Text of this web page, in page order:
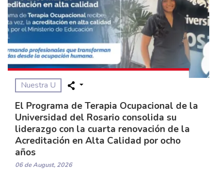
Nuestra U
El Programa de Terapia Ocupacional de la
Universidad del Rosario consolida su
liderazgo con la cuarta renovación de la
Acreditación en Alta Calidad por ocho
años
06 de August, 2026